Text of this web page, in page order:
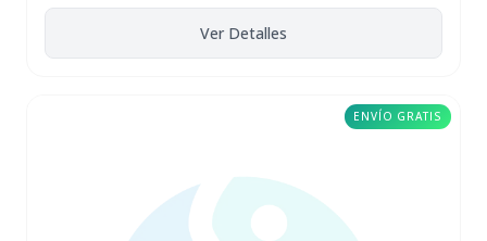
Ver Detalles
ENVÍO GRATIS